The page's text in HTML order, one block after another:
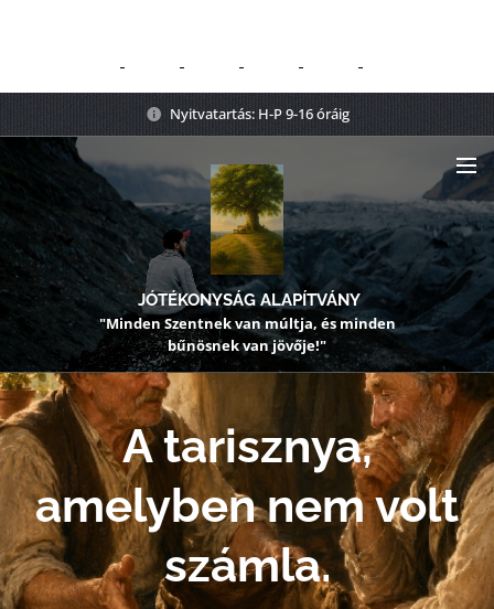
Nyitvatartás: H-P 9-16 óráig
JÓTÉKONYSÁG ALAPÍTVÁNY
"Minden Szentnek van múltja, és minden
bűnösnek van jövője!"
A tarisznya,
amelyben nem volt
számla.